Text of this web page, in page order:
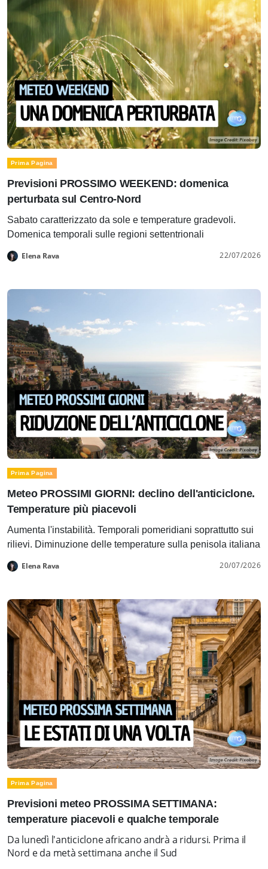
Prima Pagina
Previsioni PROSSIMO WEEKEND: domenica
perturbata sul Centro-Nord
Sabato caratterizzato da sole e temperature gradevoli.
Domenica temporali sulle regioni settentrionali
Elena Rava 22/07/2026
Prima Pagina
Meteo PROSSIMI GIORNI: declino dell'anticiclone.
Temperature più piacevoli
Aumenta l'instabilità. Temporali pomeridiani soprattutto sui
rilievi. Diminuzione delle temperature sulla penisola italiana
Elena Rava 20/07/2026
Prima Pagina
Previsioni meteo PROSSIMA SETTIMANA:
temperature piacevoli e qualche temporale
Da lunedì l'anticiclone africano andrà a ridursi. Prima il
Nord e da metà settimana anche il Sud